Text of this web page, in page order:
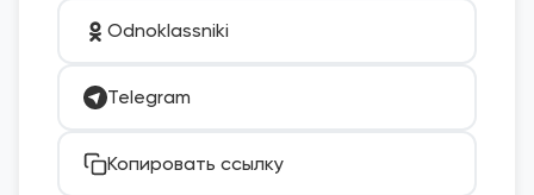
Odnoklassniki
Telegram
Копировать ссылку